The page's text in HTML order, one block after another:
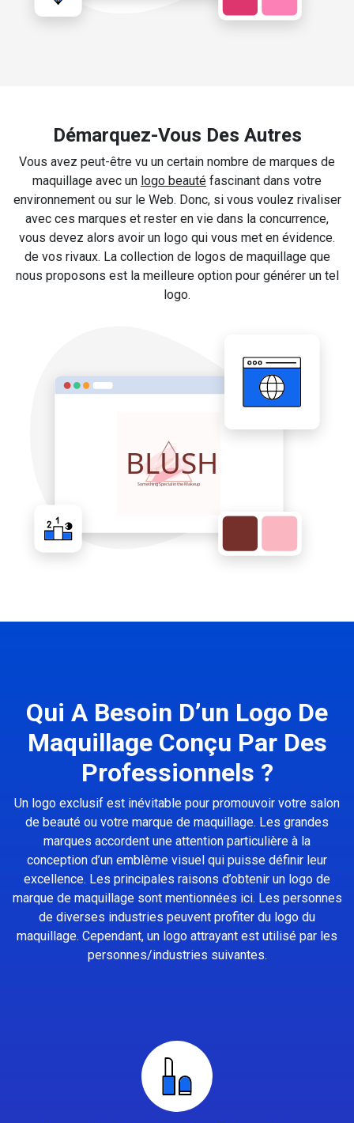
Démarquez-Vous Des Autres
Vous avez peut-être vu un certain nombre de marques de
maquillage avec un logo beauté fascinant dans votre
environnement ou sur le Web. Donc, si vous voulez rivaliser
avec ces marques et rester en vie dans la concurrence,
vous devez alors avoir un logo qui vous met en évidence.
de vos rivaux. La collection de logos de maquillage que
nous proposons est la meilleure option pour générer un tel
logo.
Qui A Besoin D’un Logo De
Maquillage Conçu Par Des
Professionnels ?
Un logo exclusif est inévitable pour promouvoir votre salon
de beauté ou votre marque de maquillage. Les grandes
marques accordent une attention particulière à la
conception d’un emblème visuel qui puisse définir leur
excellence. Les principales raisons d’obtenir un logo de
marque de maquillage sont mentionnées ici. Les personnes
de diverses industries peuvent profiter du logo du
maquillage. Cependant, un logo attrayant est utilisé par les
personnes/industries suivantes.